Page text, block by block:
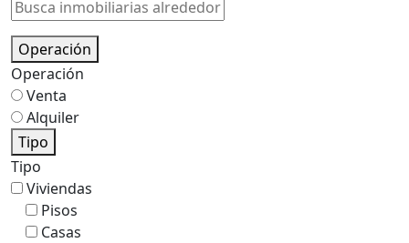
Operación
Operación
Venta
Alquiler
Tipo
Tipo
Viviendas
Pisos
Casas